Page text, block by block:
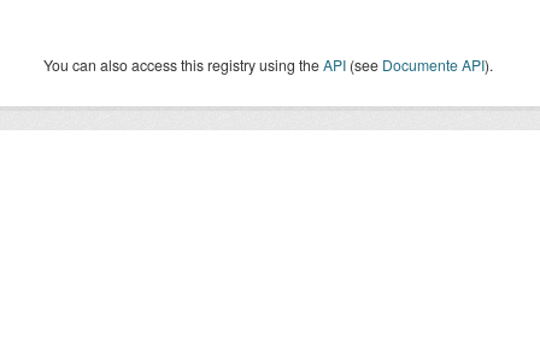
You can also access this registry using theAPI (see Documente API).